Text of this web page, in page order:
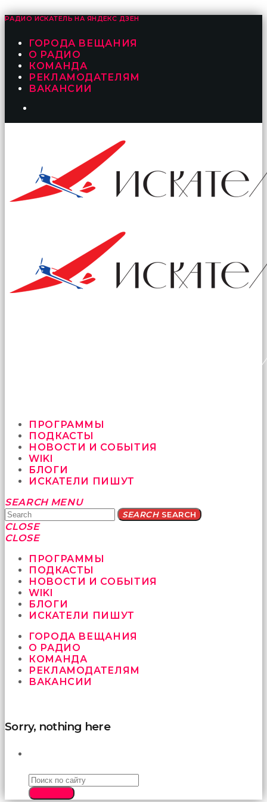
РАДИО ИСКАТЕЛЬ НА ЯНДЕКС ДЗЕН
ГОРОДА ВЕЩАНИЯ
О РАДИО
КОМАНДА
РЕКЛАМОДАТЕЛЯМ
ВАКАНСИИ
ПРОГРАММЫ
ПОДКАСТЫ
НОВОСТИ И СОБЫТИЯ
WIKI
БЛОГИ
ИСКАТЕЛИ ПИШУТ
Yatağa
bile
geçmeye
fırsat
sikici
kocalar
güzel
karıları
kanepede
sex
hikayeleri
sonunda
rahatlıyorlar
porno
arkadaş
sikiş
SEARCH MENU
SEARCHSEARCH
CLOSE
CLOSE
ПРОГРАММЫ
ПОДКАСТЫ
НОВОСТИ И СОБЫТИЯ
WIKI
БЛОГИ
ИСКАТЕЛИ ПИШУТ
ГОРОДА ВЕЩАНИЯ
О РАДИО
КОМАНДА
РЕКЛАМОДАТЕЛЯМ
ВАКАНСИИ
Sorry, nothing here